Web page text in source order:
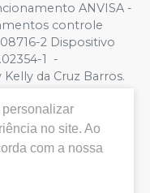
ANVISA -
controle
2 Dispositivo
1 -
da Cruz Barros.
e Segurança -
preços e condições
Em caso de
válido é o do
por atacado, por
atender compras
no site. Ao
com a nossa